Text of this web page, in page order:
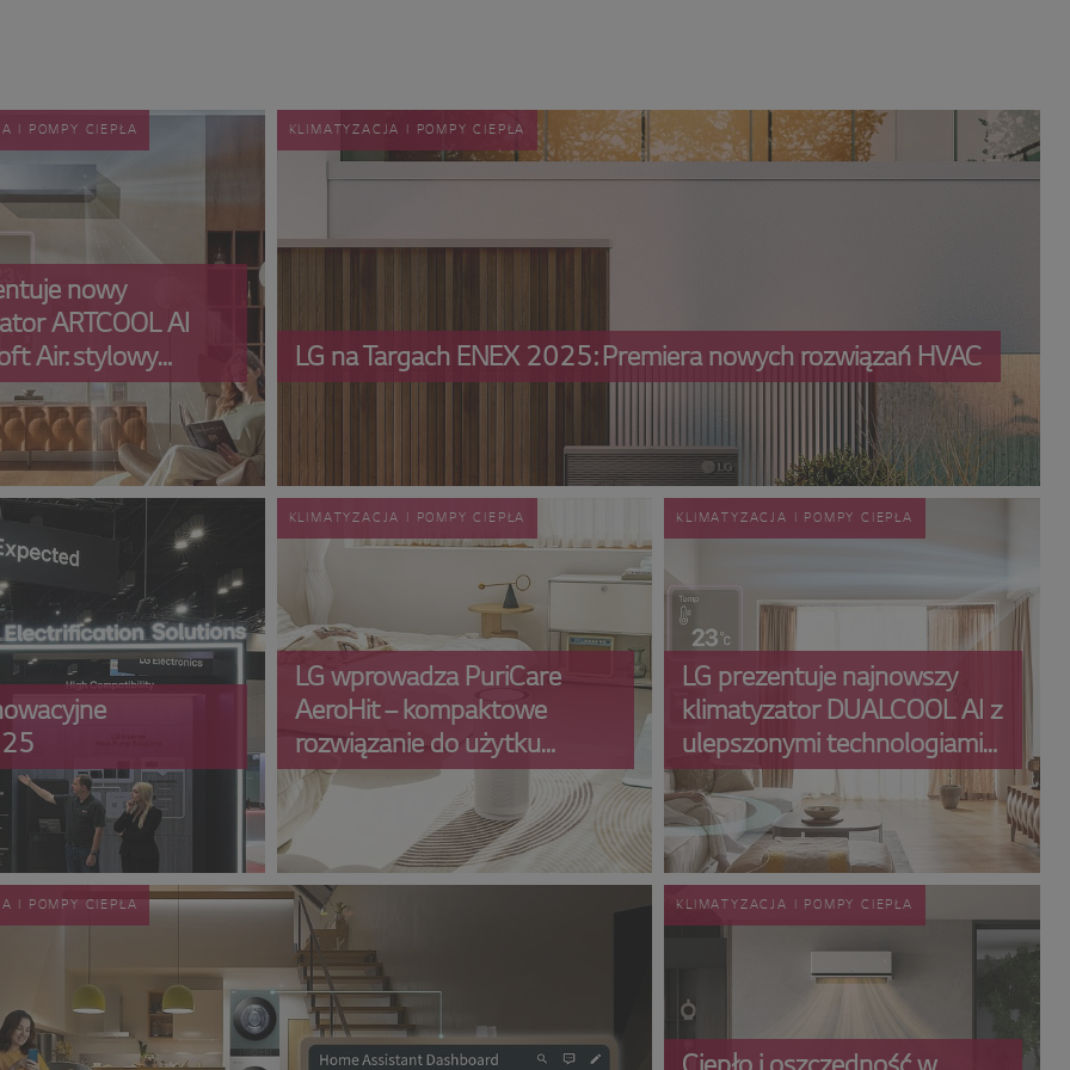
I POMPY CIEPŁA
nowy
ARTCOOL AI
Air: stylowy
wydajność
inteligentnymi
KLIMATYZACJA I POMPY CIEPŁA
LG na Targach ENEX 2025: Premiera nowych rozwiązań HVAC
KLIMATYZACJA I POMPY CIEPŁA
LG wprowadza PuriCare
AeroHit – kompaktowe
rozwiązanie do użytku
domowego, zapewniające
czystsze powietrze.
KLIMATYZACJA I POMPY CIEPŁA
LG prezentuje najnowszy
klimatyzator DUALCOOL AI z
ulepszonymi technologiami
AI
I POMPY CIEPŁA KLIMATYZACJA I POMPY CIEPŁA